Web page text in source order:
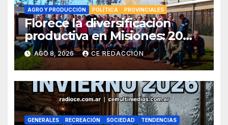
AGRO Y PRODUCCIÓN POLÍTICA PROVINCIALES
Florece la diversificación
productiva en Misiones: 20
familias tabacaleras
incorporan la floricultura en
siete municipios
AGO 8, 2026 CE REDACCIÓN
GENERALES RECREACIÓN SOCIEDAD TENDENCIAS